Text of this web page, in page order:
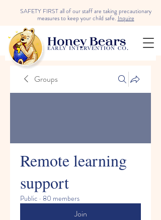
SAFETY FIRST all of our staff are taking precautionary
measures to keep your child safe.Inquire
Groups
Remote learning
support
Public · 80 members
Join